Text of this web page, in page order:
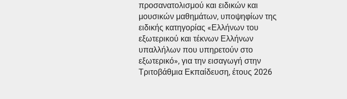
προσανατολισμού και ειδικών και
μουσικών μαθημάτων, υποψηφίων της
ειδικής κατηγορίας «Ελλήνων του
εξωτερικού και τέκνων Ελλήνων
υπαλλήλων που υπηρετούν στο
εξωτερικό», για την εισαγωγή στην
Τριτοβάθμια Εκπαίδευση, έτους 2026